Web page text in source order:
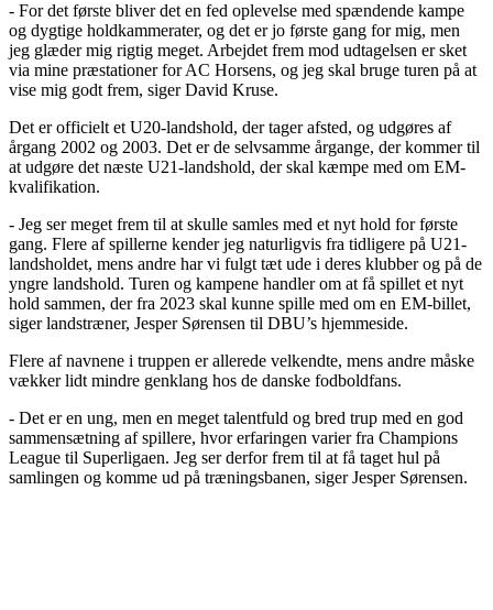
- For det første bliver det en fed oplevelse med spændende kampe
og dygtige holdkammerater, og det er jo første gang for mig, men
jeg glæder mig rigtig meget. Arbejdet frem mod udtagelsen er sket
via mine præstationer for AC Horsens, og jeg skal bruge turen på at
vise mig godt frem, siger David Kruse.
Det er officielt et U20-landshold, der tager afsted, og udgøres af
årgang 2002 og 2003. Det er de selvsamme årgange, der kommer til
at udgøre det næste U21-landshold, der skal kæmpe med om EM-
kvalifikation.
- Jeg ser meget frem til at skulle samles med et nyt hold for første
gang. Flere af spillerne kender jeg naturligvis fra tidligere på U21-
landsholdet, mens andre har vi fulgt tæt ude i deres klubber og på de
yngre landshold. Turen og kampene handler om at få spillet et nyt
hold sammen, der fra 2023 skal kunne spille med om en EM-billet,
siger landstræner, Jesper Sørensen til DBU’s hjemmeside.
Flere af navnene i truppen er allerede velkendte, mens andre måske
vækker lidt mindre genklang hos de danske fodboldfans.
- Det er en ung, men en meget talentfuld og bred trup med en god
sammensætning af spillere, hvor erfaringen varier fra Champions
League til Superligaen. Jeg ser derfor frem til at få taget hul på
samlingen og komme ud på træningsbanen, siger Jesper Sørensen.